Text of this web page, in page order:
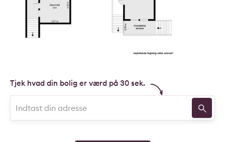
Tjek hvad din bolig er værd på 30 sek.